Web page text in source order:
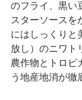
のフライ、黒い
スターソースを
にはしっくりと
放し）のニワト
農作物とトロピ
う地産地消が徹